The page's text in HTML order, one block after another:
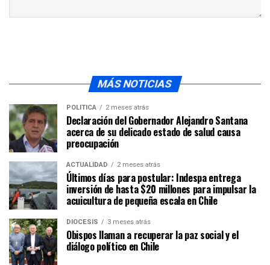
MÁS NOTICIAS
POLÍTICA 2 meses atrás
Declaración del Gobernador Alejandro Santana
acerca de su delicado estado de salud causa
preocupación
ACTUALIDAD 2 meses atrás
Últimos días para postular: Indespa entrega
inversión de hasta $20 millones para impulsar la
acuicultura de pequeña escala en Chile
DIÓCESIS 3 meses atrás
Obispos llaman a recuperar la paz social y el
diálogo político en Chile